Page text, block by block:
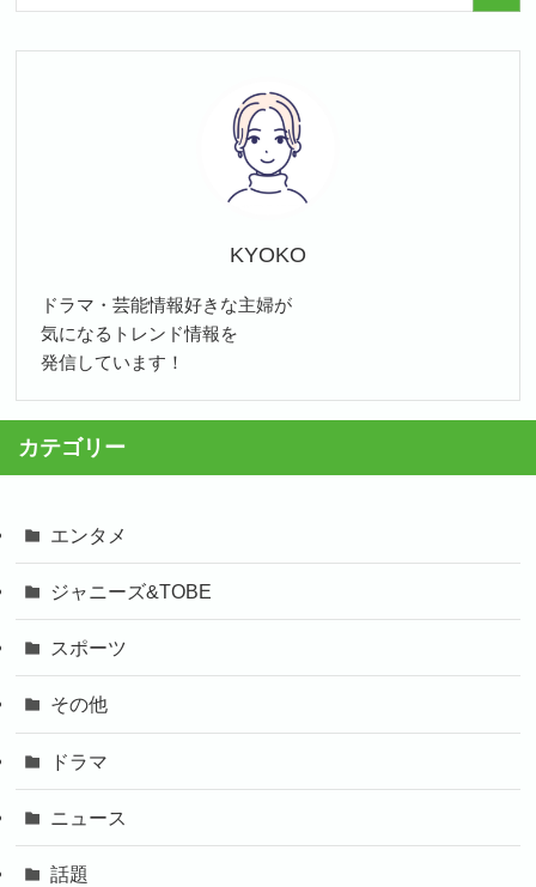
KYOKO
ドラマ・芸能情報好きな主婦が
気になるトレンド情報を
発信しています！
カテゴリー
エンタメ
ジャニーズ&TOBE
スポーツ
その他
ドラマ
ニュース
話題